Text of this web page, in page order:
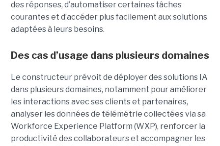
des réponses, d’automatiser certaines tâches
courantes et d’accéder plus facilement aux solutions
adaptées à leurs besoins.
Des cas d’usage dans plusieurs domaines
Le constructeur prévoit de déployer des solutions IA
dans plusieurs domaines, notamment pour améliorer
les interactions avec ses clients et partenaires,
analyser les données de télémétrie collectées via sa
Workforce Experience Platform (WXP), renforcer la
productivité des collaborateurs et accompagner les